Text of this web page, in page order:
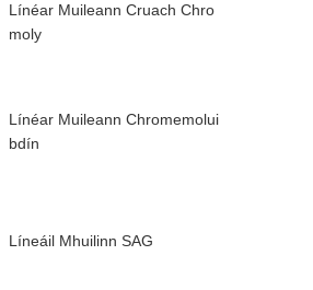
Línéar Muileann Cruach Chro
moly
Línéar Muileann Chromemolui
bdín
Líneáil Mhuilinn SAG